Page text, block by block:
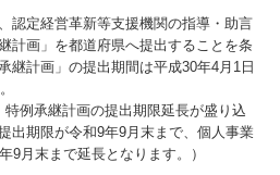
認定経営革新等支援機関の指導・助言
計画」を都道府県へ提出することを条
継計画」の提出期間は平成30年4月1日
特例承継計画の提出期限延長が盛り込
出期限が令和9年9月末まで、個人事業
9月末まで延長となります。）